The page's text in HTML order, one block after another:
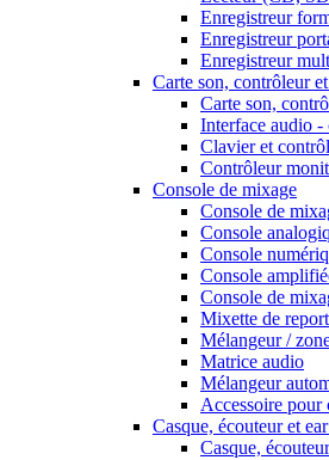
Enregistreur
Enregistreur
Enregistreur
Carte son, contrôleur
Carte son,
Interface audio -
Clavier et
Contrôleur
Console de mixage
Console de
Console
Console
Console
Console de
Mixette de
Mélangeur /
Matrice audio
Mélangeur
Accessoire pour
Casque, écouteur et
Casque,